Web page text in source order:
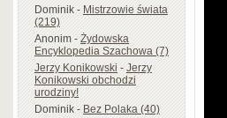
Dominik-Mistrzowie świata
(219)
Anonim-Żydowska
Encyklopedia Szachowa (7)
Jerzy Konikowski-Jerzy
Konikowski obchodzi
urodziny!
Dominik-Bez Polaka (40)